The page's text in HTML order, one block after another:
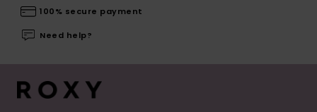
100% secure payment
Need help?